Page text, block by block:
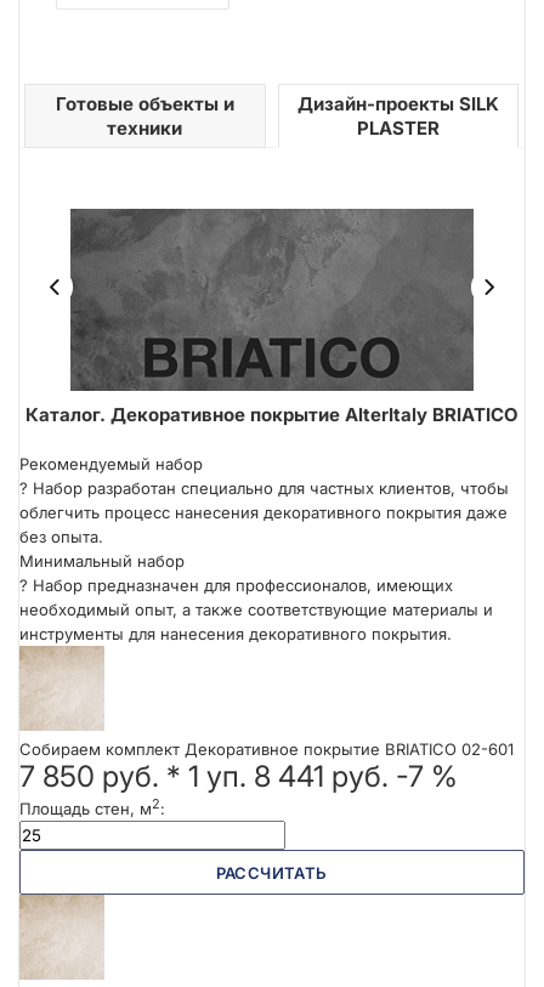
Готовые объекты и
техники
Дизайн-проекты SILK
PLASTER
Каталог. Декоративное покрытие AlterItaly BRIATICO
Рекомендуемый набор
? Набор разработан специально для частных клиентов, чтобы
облегчить процесс нанесения декоративного покрытия даже
без опыта.
Минимальный набор
? Набор предназначен для профессионалов, имеющих
необходимый опыт, а также соответствующие материалы и
инструменты для нанесения декоративного покрытия.
Собираем комплект Декоративное покрытие BRIATICO 02-601
7 850 руб. * 1 уп. 8 441 руб. -7 %
Площадь стен, м2:
РАССЧИТАТЬ